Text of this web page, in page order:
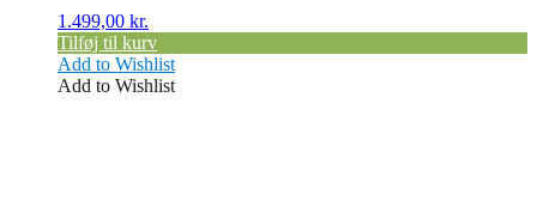
1.499,00 kr.
Tilføj til kurv
Add to Wishlist
Add to Wishlist